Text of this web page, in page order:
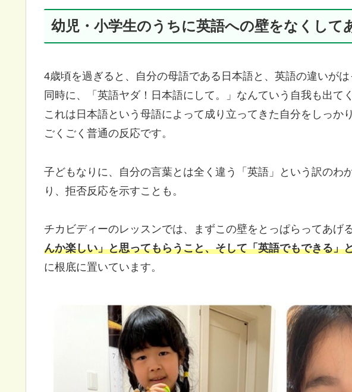
幼児・小学生のうちに英語への壁をなくして
4歳頃を過ぎると、自分の母語である日本語と、英語の違いがは
同時に、「英語ヤダ！日本語にして。」なんていう自我も出てく
これは日本語という母語によって成り立ってきた自分をしっか
ごくごく普通の反応です。
子どもなりに、自分の言葉とは全く違う「英語」という訳のわ
り、拒否反応を示すことも。
チカビディーのレッスンでは、まずこの壁をとっぱらってあげ
んか楽しい」と思ってもらうこと、そして「英語でもできる」
に根底に置いています。